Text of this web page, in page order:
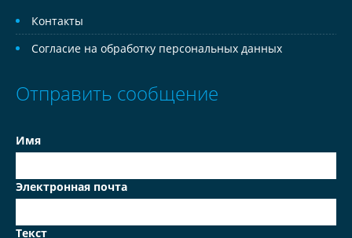
Контакты
Согласие на обработку персональных данных
Отправить сообщение
Имя
Электронная почта
Текст